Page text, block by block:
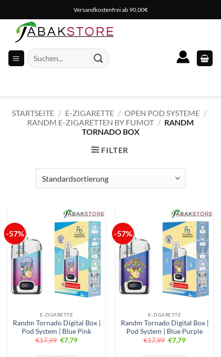
Inhalt
springen
Versandkostenfrei ab 90,00€
Suche
nach:
STARTSEITE / E-ZIGARETTE / OPEN POD SYSTEME /
RANDM E-ZIGARETTEN BY FUMOT / RANDM
TORNADO BOX
FILTER
-57%
E-ZIGARETTE
Randm Tornado Digital Box |
Pod System | Blue Pink
€17,99 Ursprünglicher
Preis
€7,79Aktueller
-57%
E-ZIGARETTE
Randm Tornado Digital Box |
Pod System | Blue Purple
€17,99 Ursprünglicher
Preis
€7,79Aktueller